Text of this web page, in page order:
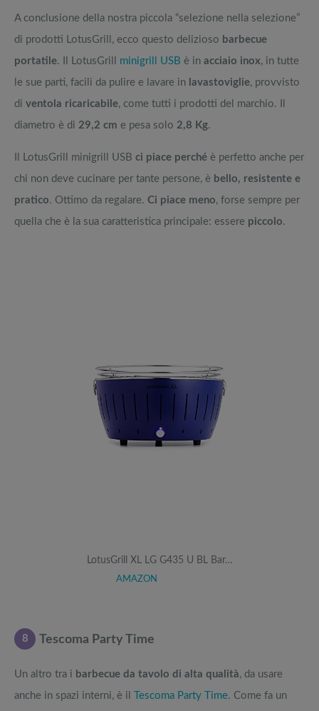
A conclusione della nostra piccola “selezione nella selezione”
di prodotti LotusGrill, ecco questo delizioso barbecue
portatile. Il LotusGrill minigrill USB è in acciaio inox, in tutte
le sue parti, facili da pulire e lavare in lavastoviglie, provvisto
di ventola ricaricabile, come tutti i prodotti del marchio. Il
diametro è di 29,2 cm e pesa solo 2,8 Kg.
Il LotusGrill minigrill USB ci piace perché è perfetto anche per
chi non deve cucinare per tante persone, è bello, resistente e
pratico. Ottimo da regalare. Ci piace meno, forse sempre per
quella che è la sua caratteristica principale: essere piccolo.
LotusGrill XL LG G435 U BL Bar…
AMAZON
8 Tescoma Party Time
Un altro tra i barbecue da tavolo di alta qualità, da usare
anche in spazi interni, è il Tescoma Party Time. Come fa un